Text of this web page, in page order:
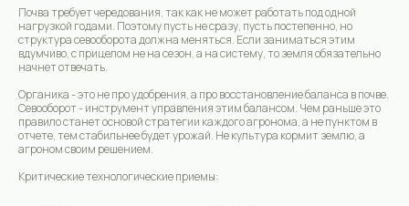
Почва требует чередования, так как не может работать под одной
нагрузкой годами. Поэтому пусть не сразу, пусть постепенно, но
структура севооборота должна меняться. Если заниматься этим
вдумчиво, с прицелом не на сезон, а на систему, то земля обязательно
начнет отвечать.
Органика - это не про удобрения, а про восстановление баланса в почве.
Севооборот - инструмент управления этим балансом. Чем раньше это
правило станет основой стратегии каждого агронома, а не пунктом в
отчете, тем стабильнее будет урожай. Не культура кормит землю, а
агроном своим решением.
Критические технологические приемы: